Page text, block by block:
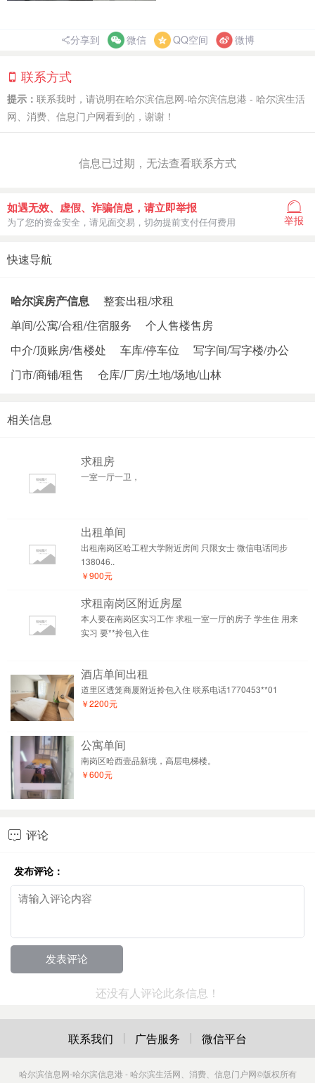
分享到 微信 QQ空间 微博
联系方式
提示： 联系我时，请说明在哈尔滨信息网-哈尔滨信息港 - 哈尔滨生活
网、消费、信息门户网看到的，谢谢！
信息已过期，无法查看联系方式
如遇无效、虚假、诈骗信息，请立即举报
为了您的资金安全，请见面交易，切勿提前支付任何费用 举报
快速导航
哈尔滨房产信息
整套出租/求租
单间/公寓/合租/住宿服务
个人售楼售房
中介/顶账房/售楼处
车库/停车位
写字间/写字楼/办公
门市/商铺/租售
仓库/厂房/土地/场地/山林
相关信息
求租房
一室一厅一卫，
出租单间
出租南岗区哈工程大学附近房间 只限女士 微信电话同步
138046..
￥900元
求租南岗区附近房屋
本人要在南岗区实习工作 求租一室一厅的房子 学生住 用来
实习 要**拎包入住
酒店单间出租
道里区透笼商厦附近拎包入住 联系电话1770453**01
￥2200元
公寓单间
南岗区哈西壹品新境，高层电梯楼。
￥600元
 评论
发布评论：
还没有人评论此条信息！
联系我们 广告服务 微信平台
哈尔滨信息网-哈尔滨信息港 - 哈尔滨生活网、消费、信息门户网©版权所有